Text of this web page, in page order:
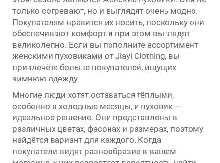
только согревают, но и выглядят очень модно.
Покупателям нравится их носить, поскольку они
обеспечивают комфорт и при этом выглядят
великолепно. Если вы пополните ассортимент
женскими пуховиками от Jiayi Clothing, вы
привлечёте больше покупателей, ищущих
зимнюю одежду.
Многие люди хотят оставаться тёплыми,
особенно в холодные месяцы, и пуховик —
идеальное решение. Они представлены в
различных цветах, фасонах и размерах, поэтому
найдётся вариант для каждого. Когда
покупатели видят разнообразие в вашем